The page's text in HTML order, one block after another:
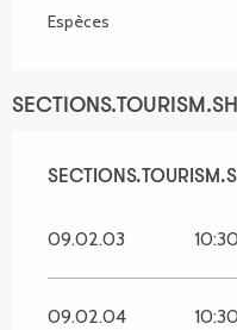
Espèces
09.02.03
09.02.04